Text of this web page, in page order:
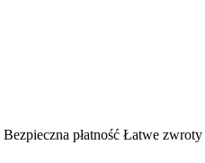
Bezpieczna płatność Łatwe zwroty